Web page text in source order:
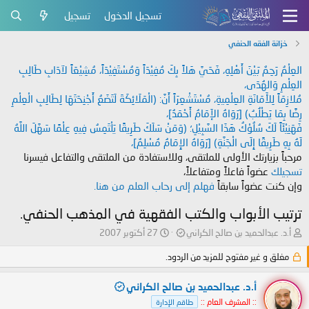
تسجيل الدخول تسجيل
خزانة الفقه الحنفي
العِلْمُ رَحِمٌ بَيْنَ أَهْلِهِ، فَحَيَّ هَلاً بِكَ مُفِيْدَاً وَمُسْتَفِيْدَاً، مُشِيْعَاً لآدَابِ طَالِبِ
العِلْمِ وَالهُدَى،
مُلازِمَاً لِلأَمَانَةِ العِلْمِيةِ، مُسْتَشْعِرَاً أَنَّ: (الْمَلَائِكَةَ لَتَضَعُ أَجْنِحَتَهَا لِطَالِبِ الْعِلْمِ
رِضًا بِمَا يَطْلُبُ) [رَوَاهُ الإَمَامُ أَحْمَدُ]،
فَهَنِيْئَاً لَكَ سُلُوْكُ هَذَا السَّبِيْلِ؛ (وَمَنْ سَلَكَ طَرِيقًا يَلْتَمِسُ فِيهِ عِلْمًا سَهَّلَ اللَّهُ
لَهُ بِهِ طَرِيقًا إِلَى الْجَنَّةِ) [رَوَاهُ الإِمَامُ مُسْلِمٌ]،
مرحباً بزيارتك الأولى للملتقى، وللاستفادة من الملتقى والتفاعل فيسرنا
تسجيلك عضواً فاعلاً ومتفاعلاً،
وإن كنت عضواً سابقاً فهلم إلى رحاب العلم من هنا.
ترتيب الأبواب والكتب الفقهية في المذهب الحنفي.
ب
د
ئ
ا
ل
م
أ.د. عبدالحميد بن صالح الكراني
ت
ي
خ
ا
ل
27 أكتوبر 2007
مغلق و غير مفتوح للمزيد من الردود.
أ.د. عبدالحميد بن صالح الكراني
:: المشرف العام :: طاقم الإدارة